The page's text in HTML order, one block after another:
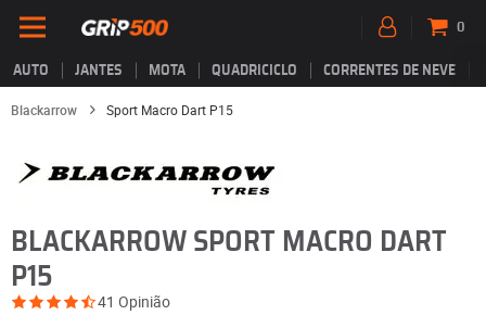
AUTO JANTES MOTA QUADRICICLO CORRENTES DE NEVE
0
Blackarrow Sport Macro Dart P15
BLACKARROW SPORT MACRO DART
P15
41 Opinião